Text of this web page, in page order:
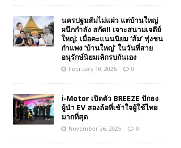
นครปฐมส้มไม่แผ่ว แต่บ้านใหญ่
ผนึกกำลัง สกัด!! เจาะสนามเจดีย์
ใหญ่: เมื่อคะแนนนิยม ‘ส้ม’ พุ่งชน
กำแพง ‘บ้านใหญ่’ ในวันที่สาย
อนุรักษ์นิยมเลิกรบกันเอง
February 10, 2026 0
i-Motor เปิดตัว BREEZE ปักธง
ผู้นำ EV สองล้อที่เข้าใจผู้ใช้ไทย
มากที่สุด
November 26, 2025 0